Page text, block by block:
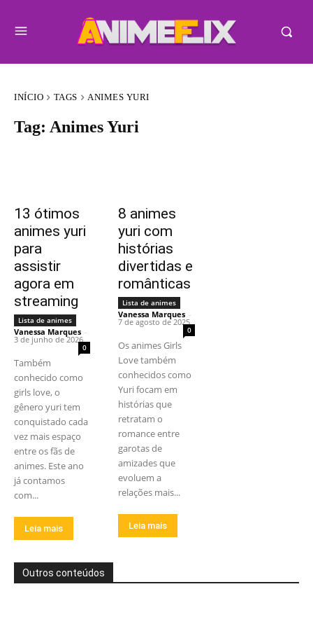
INÍCIO TAGS ANIMES YURI
Tag: Animes Yuri
13 ótimos
animes yuri
para
assistir
agora em
streaming
Lista de animes
Vanessa Marques -
3 de junho de 2026
0
Também
conhecido como
girls love, o
gênero yuri tem
conquistado cada
vez mais espaço
entre os fãs de
animes. Este ano
já contamos
com...
Leia mais
8 animes
yuri com
histórias
divertidas e
românticas
Lista de animes
Vanessa Marques -
7 de agosto de 2025
0
Os animes Girls
Love também
conhecidos como
Yuri focam em
histórias que
retratam o
romance entre
garotas de
amizades que
evoluem a
relações mais...
Leia mais
Outros conteúdos